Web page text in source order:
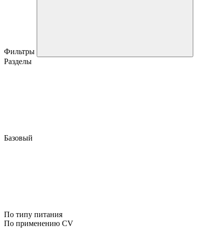
Фильтры
Разделы
Базовый
По типу питания
По применению CV